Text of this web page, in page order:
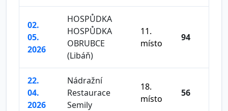
02.
05.
2026
HOSPŮDKA
HOSPŮDKA
OBRUBCE
(Libáň)
11.
místo
94
22.
04.
2026
Nádražní
Restaurace
Semily
18.
místo
56